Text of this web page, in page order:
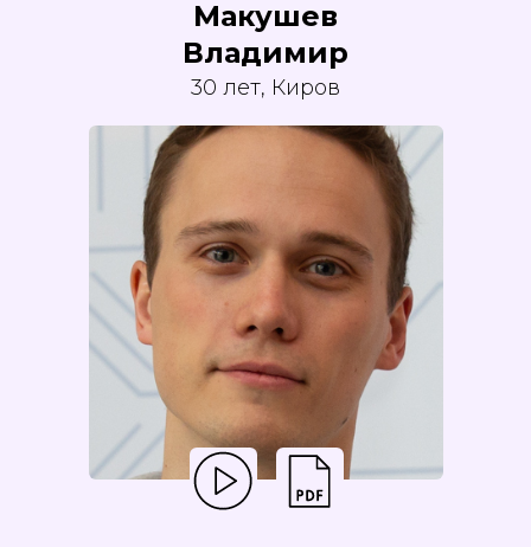
Макушев
Владимир
30 лет, Киров